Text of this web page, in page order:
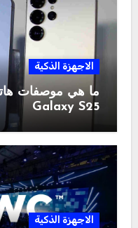
الاجهزة الذكية
ما هي موصفات
Galaxy S25
الاجهزة الذكية